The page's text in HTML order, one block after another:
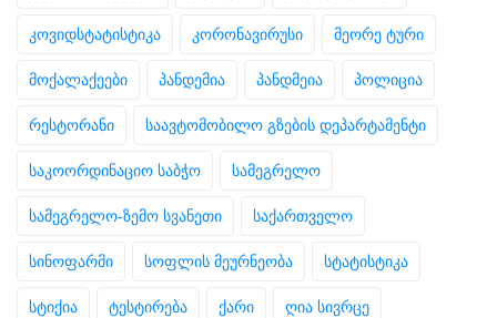
კოვიდსტატისტიკა კორონავირუსი მეორე ტური
მოქალაქეები პანდემია პანდმეია პოლიცია
რესტორანი საავტომობილო გზების დეპარტამენტი
საკოორდინაციო საბჭო სამეგრელო
სამეგრელო-ზემო სვანეთი საქართველო
სინოფარმი სოფლის მეურნეობა სტატისტიკა
სტიქია ტესტირება ქარი ღია სივრცე